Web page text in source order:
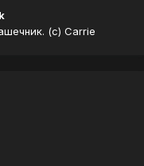
(с) Carrie